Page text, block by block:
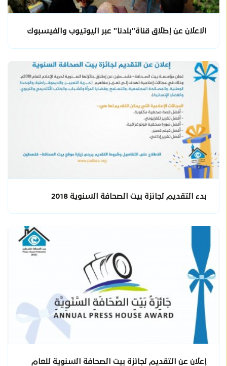
الاعلان عن إطلاق قناة"بلدنا" عبر اليوتيوب والفيسبوك
بدء التقديم لجائزة بيت الصحافة السنوية 2018
إعلان عن التقديم لجائزة بيت الصحافة السنوية للعام